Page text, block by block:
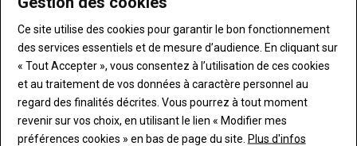
Lien
"Créer
un
nouveau
compte"
Je m'inscrit
Lien
"Réinitialiser
votre
mot
de
passe"
Réinitialiser votre mot de passe
Lien
"Je
me
connecte"
Je me connecte
Ce site utilise des cookies pour garantir le bon fonctionnement
des services essentiels et de mesure d’audience. En cliquant sur
« Tout Accepter », vous consentez à l’utilisation de ces cookies
et au traitement de vos données à caractère personnel au
regard des finalités décrites. Vous pourrez à tout moment
revenir sur vos choix, en utilisant le lien « Modifier mes
préférences cookies » en bas de page du site. Plus d'infos